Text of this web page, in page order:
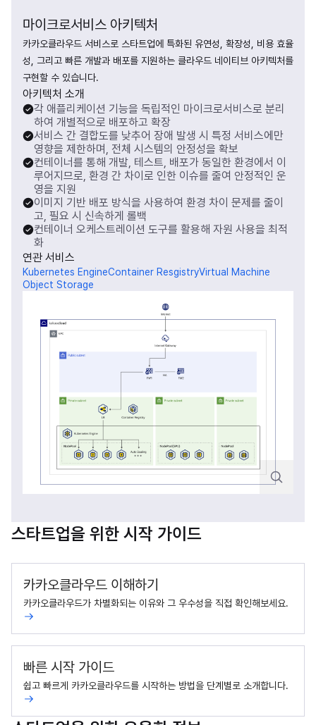
마이크로서비스 아키텍처
카카오클라우드 서비스로 스타트업에 특화된 유연성, 확장성, 비용 효율
성, 그리고 빠른 개발과 배포를 지원하는 클라우드 네이티브 아키텍처를
구현할 수 있습니다.
아키텍처 소개
각 애플리케이션 기능을 독립적인 마이크로서비스로 분리
하여 개별적으로 배포하고 확장
서비스 간 결합도를 낮추어 장애 발생 시 특정 서비스에만
영향을 제한하며, 전체 시스템의 안정성을 확보
컨테이너를 통해 개발, 테스트, 배포가 동일한 환경에서 이
루어지므로, 환경 간 차이로 인한 이슈를 줄여 안정적인 운
영을 지원
이미지 기반 배포 방식을 사용하여 환경 차이 문제를 줄이
고, 필요 시 신속하게 롤백
컨테이너 오케스트레이션 도구를 활용해 자원 사용을 최적
화
연관 서비스
Kubernetes EngineContainer ResgistryVirtual Machine
Object Storage
스타트업을 위한 시작 가이드
카카오클라우드 이해하기
카카오클라우드가 차별화되는 이유와 그 우수성을 직접 확인해보세요.
빠른 시작 가이드
쉽고 빠르게 카카오클라우드를 시작하는 방법을 단계별로 소개합니다.